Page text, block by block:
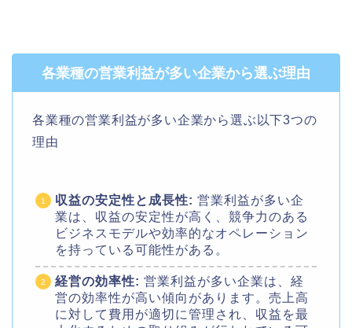
各業種の営業利益が多い企業から選ぶ理由
各業種の営業利益が多い企業から選ぶ以下3つの
理由
収益の安定性と成長性: 営業利益が多い企
業は、収益の安定性が高く、競争力のある
ビジネスモデルや効率的なオペレーション
を持っている可能性がある。
経営の効率性: 営業利益が多い企業は、経
営の効率性が高い傾向があります。売上高
に対して費用が適切に管理され、収益を最